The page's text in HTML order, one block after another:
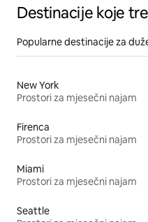
Destinacije koje
Popularne destinacije za
New York
Prostori za mjesečni najam
Firenca
Prostori za mjesečni najam
Miami
Prostori za mjesečni najam
Seattle